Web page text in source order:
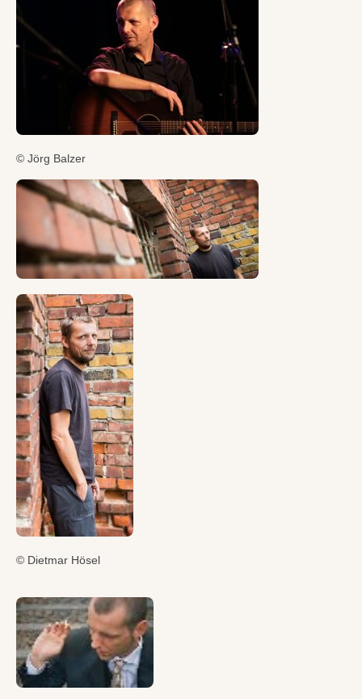
+ Kontakt
Bilder
© Jörg Balzer
© Dietmar Hösel